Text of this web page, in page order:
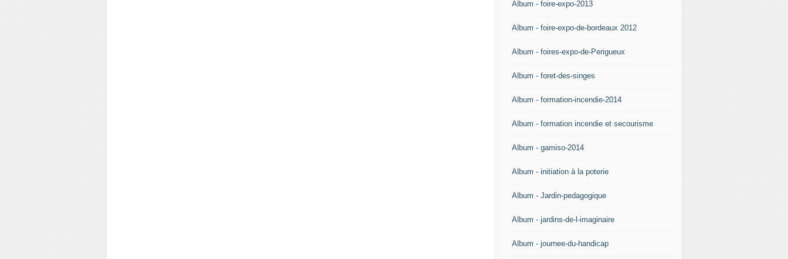
Album - foire-expo-2013
Album - foire-expo-de-bordeaux 2012
Album - foires-expo-de-Perigueux
Album - foret-des-singes
Album - formation-incendie-2014
Album - formation incendie et secourisme
Album - gamiso-2014
Album - initiation à la poterie
Album - Jardin-pedagogique
Album - jardins-de-l-imaginaire
Album - journee-du-handicap